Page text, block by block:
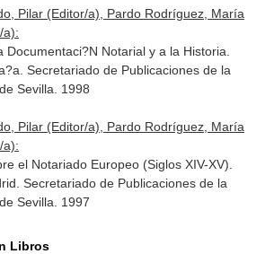
Pilar (Editor/a), Pardo Rodríguez, María
a):
Documentaci?N Notarial y a la Historia.
Secretariado de Publicaciones de la
Sevilla. 1998
Pilar (Editor/a), Pardo Rodríguez, María
a):
el Notariado Europeo (Siglos XIV-XV).
Secretariado de Publicaciones de la
Sevilla. 1997
Libros